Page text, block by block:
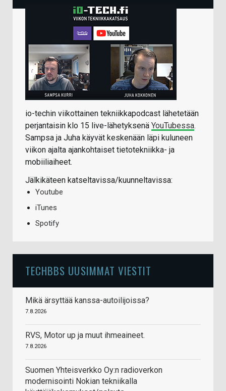
io-techin viikottainen tekniikkapodcast lähetetään
perjantaisin klo 15 live-lähetyksenä YouTubessa.
Sampsa ja Juha käyvät keskenään läpi kuluneen
viikon ajalta ajankohtaiset tietotekniikka- ja
mobiiliaiheet.
Jälkikäteen katseltavissa/kuunneltavissa:
Youtube
iTunes
Spotify
TECHBBS UUSIMMAT VIESTIT
Mikä ärsyttää kanssa-autoilijoissa?
7.8.2026
RVS, Motor up ja muut ihmeaineet.
7.8.2026
Suomen Yhteisverkko Oy:n radioverkon
modernisointi Nokian tekniikalla